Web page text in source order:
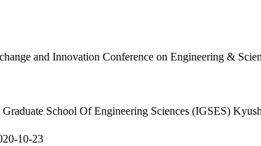
and Innovation Conference on Engineering &
School Of Engineering Sciences (IGSES)
10-23